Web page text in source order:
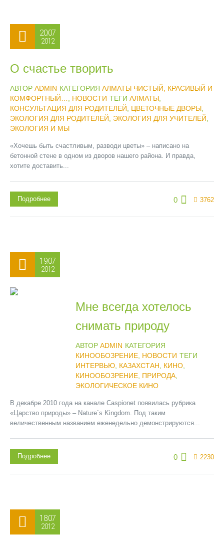
20.07
2012
О счастье творить
АВТОР ADMIN КАТЕГОРИЯ АЛМАТЫ ЧИСТЫЙ, КРАСИВЫЙ И
КОМФОРТНЫЙ…
НОВОСТИ ТЕГИ АЛМАТЫ
КОНСУЛЬТАЦИЯ ДЛЯ РОДИТЕЛЕЙ
ЦВЕТОЧНЫЕ ДВОРЫ
ЭКОЛОГИЯ ДЛЯ РОДИТЕЛЕЙ
ЭКОЛОГИЯ ДЛЯ УЧИТЕЛЕЙ
ЭКОЛОГИЯ И МЫ
«Хочешь быть счастливым, разводи цветы» – написано на
бетонной стене в одном из дворов нашего района. И правда,
хотите доставить...
0 3762
Подробнее
19.07
2012
Мне всегда хотелось
снимать природу
АВТОР ADMIN КАТЕГОРИЯ
КИНООБОЗРЕНИЕ, НОВОСТИ ТЕГИ
ИНТЕРВЬЮ, КАЗАХСТАН КИНО,
КИНООБОЗРЕНИЕ, ПРИРОДА,
ЭКОЛОГИЧЕСКОЕ КИНО
В декабре 2010 года на канале Сaspionet появилась рубрика
«Царство природы» – Nature`s Kingdom. Под таким
величественным названием еженедельно демонстрируются...
0 2230
Подробнее
18.07
2012